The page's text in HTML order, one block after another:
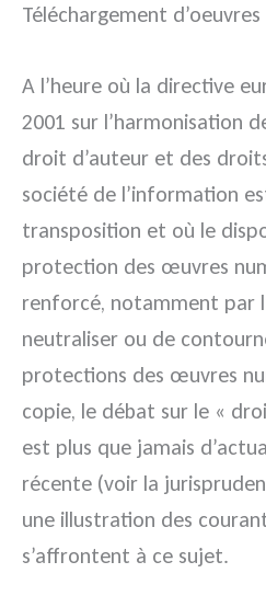
Téléchargement
A l’heure où la directive
2001 sur l’harmonisation
droit d’auteur et des
société de l’information
transposition et où le
protection des œuvres
renforcé, notamment par
neutraliser ou de
protections des œuvres
copie, le débat sur le «
est plus que jamais
récente (voir la
une illustration des
s’affrontent à ce sujet.